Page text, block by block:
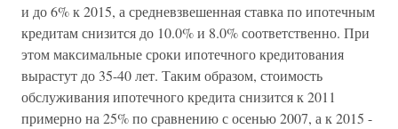
и до 6% к 2015, а средневзвешенная ставка по ипотечным
кредитам снизится до 10.0% и 8.0% соответственно. При
этом максимальные сроки ипотечного кредитования
вырастут до 35-40 лет. Таким образом, стоимость
обслуживания ипотечного кредита снизится к 2011
примерно на 25% по сравнению с осенью 2007, а к 2015 -